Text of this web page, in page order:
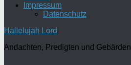
Impressum
Datenschutz
Hallelujah Lord
Andachten, Predigten und Gebärden